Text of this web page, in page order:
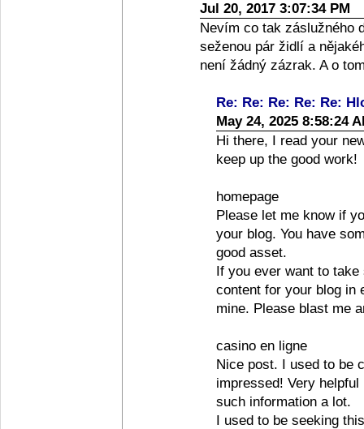
Jul 20, 2017 3:07:34 PM
Nevím co tak záslužného
seženou pár židlí a
není žádný zázrak. A o
Re: Re: Re: Re: Re:
May 24, 2025 8:58:24
Hi there, I read your
keep up the good work!
homepage
Please let me know if
your blog. You have
good asset.
If you ever want to
content for your blog in
mine. Please blast me
casino en ligne
Nice post. I used to be
impressed! Very
such information a lot.
I used to be seeking